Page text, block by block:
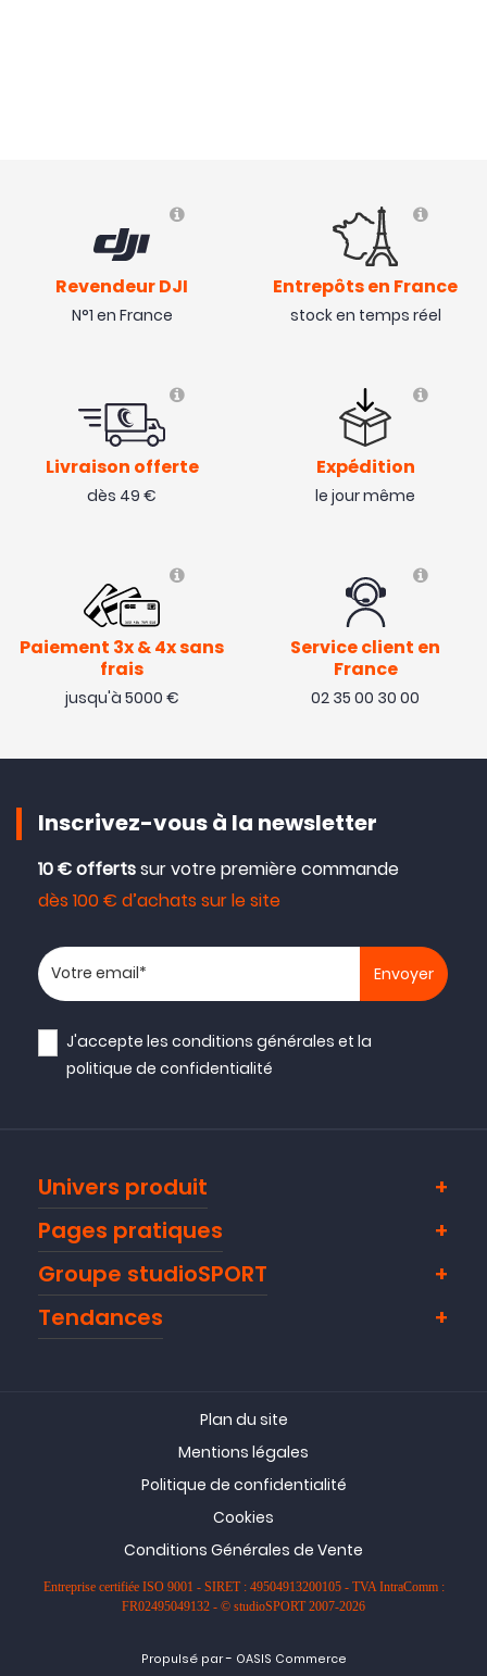
Revendeur DJI
N°1 en France
Entrepôts en France
stock en temps réel
Livraison offerte
dès 49 €
Expédition
le jour même
Paiement 3x & 4x sans
frais
jusqu'à 5000 €
Service client en
France
02 35 00 30 00
Inscrivez-vous à la newsletter
10 € offertssur votre première commande
dès 100 € d’achats sur le site
Votre adresse email
J'accepte lesconditions générales et la
politique de confidentialité
Univers produit
Pages pratiques
Groupe studioSPORT
Tendances
Plan du site
Mentions légales
Politique de confidentialité
Cookies
Conditions Générales de Vente
Entreprise certifiée ISO 9001 - SIRET : 49504913200105 - TVA IntraComm :
FR02495049132 - © studioSPORT 2007-2026
Propulsé par- OASIS Commerce